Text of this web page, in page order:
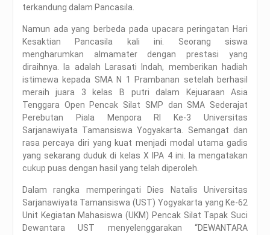
terkandung dalam Pancasila.
Namun ada yang berbeda pada upacara peringatan Hari
Kesaktian Pancasila kali ini. Seorang siswa
mengharumkan almamater dengan prestasi yang
diraihnya. Ia adalah Larasati Indah, memberikan hadiah
istimewa kepada SMA N 1 Prambanan setelah berhasil
meraih juara 3 kelas B putri dalam Kejuaraan Asia
Tenggara Open Pencak Silat SMP dan SMA Sederajat
Perebutan Piala Menpora RI Ke-3 Universitas
Sarjanawiyata Tamansiswa Yogyakarta. Semangat dan
rasa percaya diri yang kuat menjadi modal utama gadis
yang sekarang duduk di kelas X IPA 4 ini. Ia mengatakan
cukup puas dengan hasil yang telah diperoleh.
Dalam rangka memperingati Dies Natalis Universitas
Sarjanawiyata Tamansiswa (UST) Yogyakarta yang Ke-62
Unit Kegiatan Mahasiswa (UKM) Pencak Silat Tapak Suci
Dewantara UST menyelenggarakan “DEWANTARA